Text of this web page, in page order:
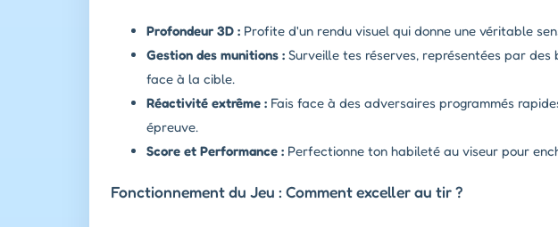
Profondeur 3D : Profite d'un rendu visuel qui donne une véritable
Gestion des munitions : Surveille tes réserves, représentées par
face à la cible.
Réactivité extrême : Fais face à des adversaires programmés
épreuve.
Score et Performance : Perfectionne ton habileté au viseur pour
Fonctionnement du Jeu : Comment exceller au tir ?